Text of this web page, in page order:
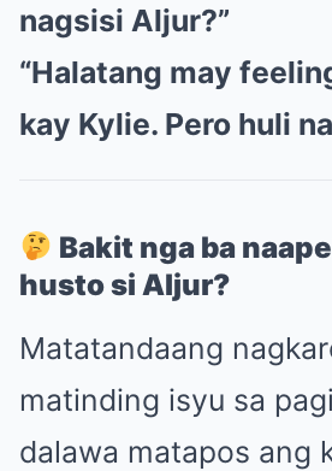
nagsisi Aljur?”
“Halatang may
kay Kylie. Pero huli
Bakit nga ba
husto si Aljur?
Matatandaang
matinding isyu sa
dalawa matapos ang